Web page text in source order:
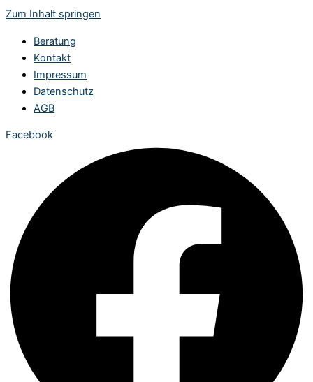
Zum Inhalt springen
Beratung
Kontakt
Impressum
Datenschutz
AGB
Facebook